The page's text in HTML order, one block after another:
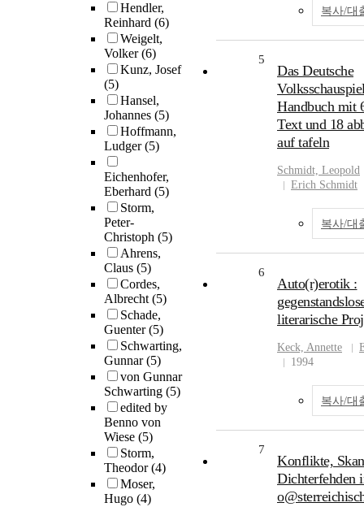
Hendler,
Reinhard (6)
Weigelt,
Volker(6)
Kunz, Josef
(5)
Hansel,
Johannes (5)
Hoffmann,
Ludger(5)
Eichenhofer,
Eberhard (5)
Storm,
Peter-
Christoph (5)
Ahrens,
Claus (5)
Cordes,
Albrecht(5)
Schade,
Guenter(5)
Schwarting,
Gunnar(5)
von Gunnar
Schwarting (5)
edited by
Benno von
Wiese (5)
Storm,
Theodor(4)
Moser,
Hugo (4)
복사/대
5
Das Deutsche
Handbuch mit
Text und 18
auf tafeln
Schmidt, Leopold
Erich Schmidt
복사/대
6
Auto(r)erotik :
literarische
Keck, Annette
1994
복사/대
7
Konflikte,
Dichterfehden